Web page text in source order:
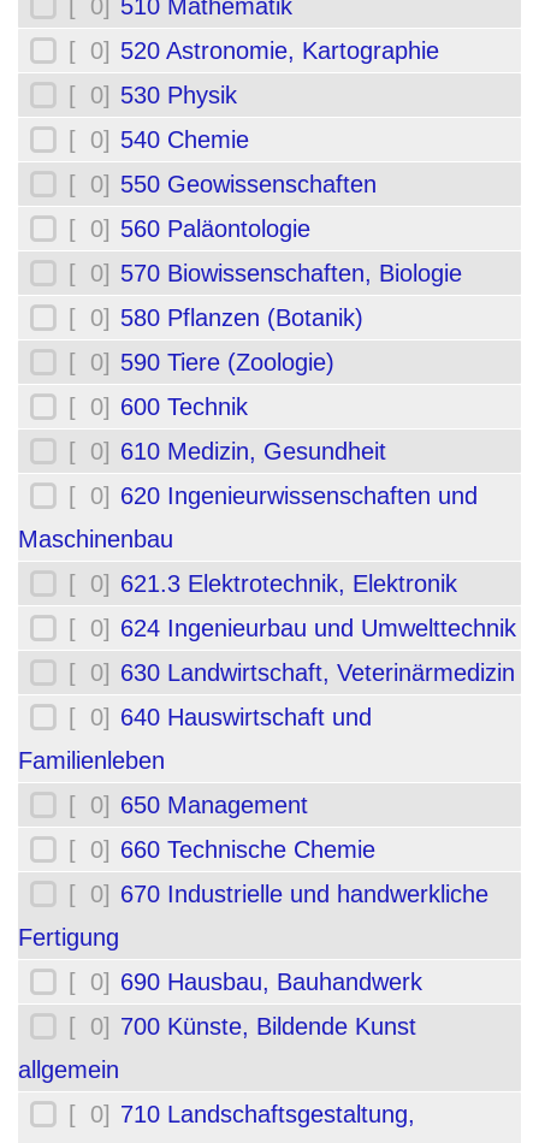
[ 0]
510 Mathematik
[ 0] 520 Astronomie, Kartographie
[ 0] 530 Physik
[ 0] 540 Chemie
[ 0] 550 Geowissenschaften
[ 0] 560 Paläontologie
[ 0] 570 Biowissenschaften, Biologie
[ 0] 580 Pflanzen (Botanik)
[ 0] 590 Tiere (Zoologie)
[ 0] 600 Technik
[ 0] 610 Medizin, Gesundheit
[ 0] 620 Ingenieurwissenschaften und
Maschinenbau
[ 0] 621.3 Elektrotechnik, Elektronik
[ 0] 624 Ingenieurbau und Umwelttechnik
[ 0] 630 Landwirtschaft, Veterinärmedizin
[ 0] 640 Hauswirtschaft und
Familienleben
[ 0] 650 Management
[ 0] 660 Technische Chemie
[ 0] 670 Industrielle und handwerkliche
Fertigung
[ 0] 690 Hausbau, Bauhandwerk
[ 0] 700 Künste, Bildende Kunst
allgemein
[ 0] 710 Landschaftsgestaltung,